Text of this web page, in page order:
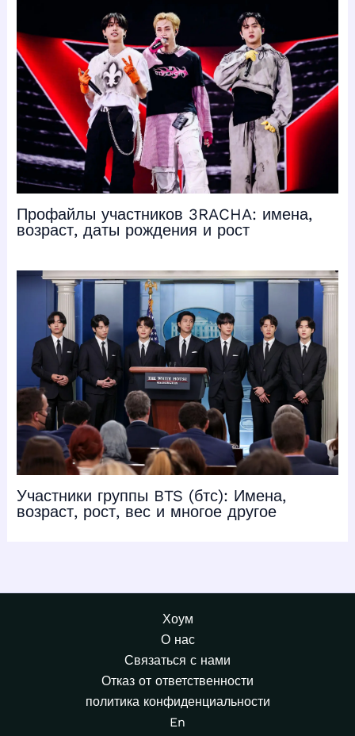
Профайлы участников 3RACHA: имена,
возраст, даты рождения и рост
Участники группы BTS (бтс): Имена,
возраст, рост, вес и многое другое
Хоум
О нас
Связаться с нами
Отказ от ответственности
политика конфиденциальности
En